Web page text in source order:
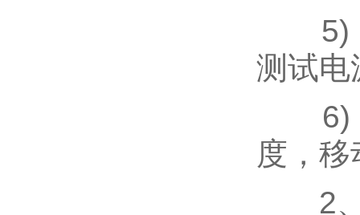
5) 机
测试电
6)
度，
2、